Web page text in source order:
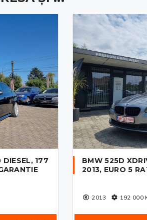
177
BMW 525D
2013, EURO 5
2013 192 000